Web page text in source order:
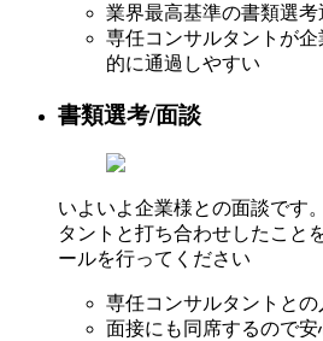
業界最高基準の書類選考
専任コンサルタントが
的に通過しやすい
書類選考/面談
いよいよ企業様との面談です
タントと打ち合わせしたこと
ールを行ってください
専任コンサルタントと
面接にも同席するので